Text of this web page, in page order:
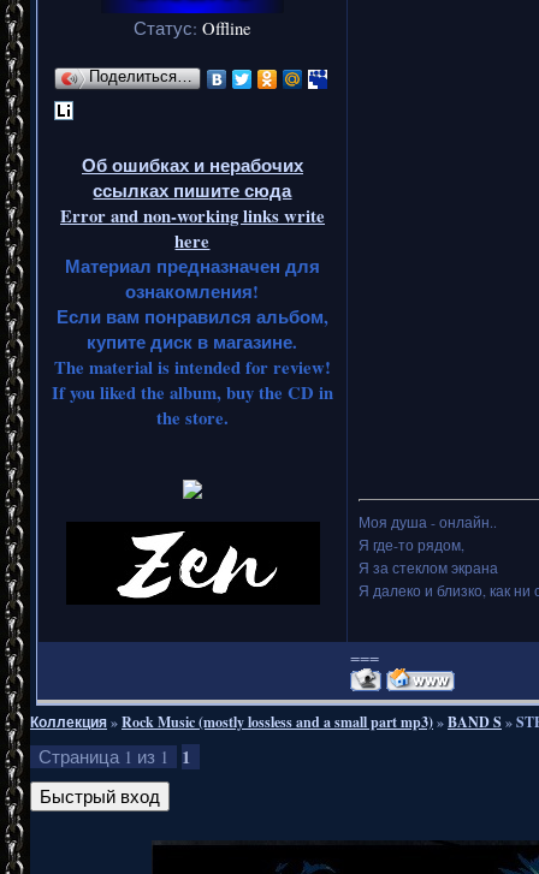
Статус: Offline
Поделиться…
Об ошибках и нерабочих
ссылках пишите сюда
Error and non-working links write
here
Материал предназначен для
ознакомления!
Если вам понравился альбом,
купите диск в магазине.
The material is intended for review!
If you liked the album, buy the CD in
the store.
Моя душа - онлайн..
Я где-то рядом,
Я за стеклом экрана
Я далеко и близко, как ни
===
Коллекция»Rock Music (mostly lossless and a small part mp3)»BAND S »
Страница 1 из 1 1